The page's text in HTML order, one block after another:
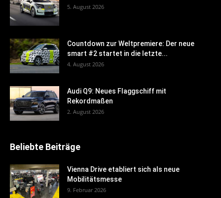
5. August 2026
Countdown zur Weltpremiere: Der neue
smart #2 startet in die letzte...
4. August 2026
Audi Q9: Neues Flaggschiff mit
Rekordmaßen
2. August 2026
Beliebte Beiträge
Vienna Drive etabliert sich als neue
Mobilitätsmesse
9. Februar 2026